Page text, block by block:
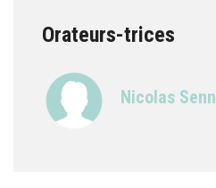
Orateurs-trices
Nicolas Senn